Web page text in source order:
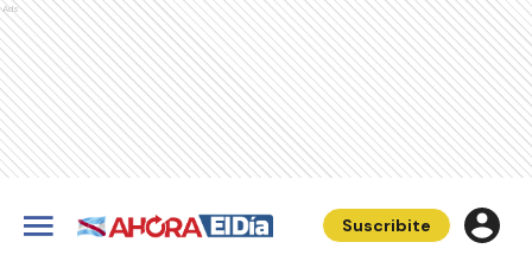
Ads
Suscribite